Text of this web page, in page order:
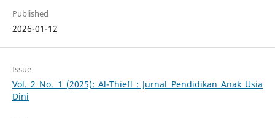
Published
2026-01-12
Issue
Vol. 2 No. 1 (2025): Al-Thiefl : Jurnal Pendidikan Anak Usia
Dini